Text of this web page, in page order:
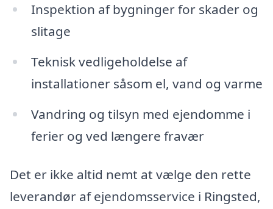
Inspektion af bygninger for skader og
slitage
Teknisk vedligeholdelse af
installationer såsom el, vand og varme
Vandring og tilsyn med ejendomme i
ferier og ved længere fravær
Det er ikke altid nemt at vælge den rette
leverandør af ejendomsservice i Ringsted,